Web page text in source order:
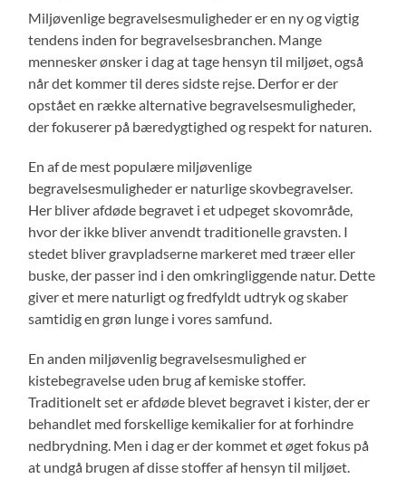
Miljøvenlige begravelsesmuligheder er en ny og vigtig
tendens inden for begravelsesbranchen. Mange
mennesker ønsker i dag at tage hensyn til miljøet, også
når det kommer til deres sidste rejse. Derfor er der
opstået en række alternative begravelsesmuligheder,
der fokuserer på bæredygtighed og respekt for naturen.
En af de mest populære miljøvenlige
begravelsesmuligheder er naturlige skovbegravelser.
Her bliver afdøde begravet i et udpeget skovområde,
hvor der ikke bliver anvendt traditionelle gravsten. I
stedet bliver gravpladserne markeret med træer eller
buske, der passer ind i den omkringliggende natur. Dette
giver et mere naturligt og fredfyldt udtryk og skaber
samtidig en grøn lunge i vores samfund.
En anden miljøvenlig begravelsesmulighed er
kistebegravelse uden brug af kemiske stoffer.
Traditionelt set er afdøde blevet begravet i kister, der er
behandlet med forskellige kemikalier for at forhindre
nedbrydning. Men i dag er der kommet et øget fokus på
at undgå brugen af disse stoffer af hensyn til miljøet.